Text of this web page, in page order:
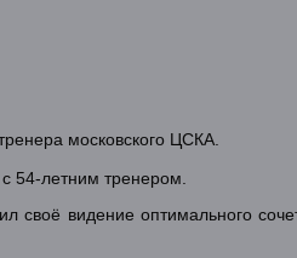
московского ЦСКА.
54-летним тренером.
видение оптимального